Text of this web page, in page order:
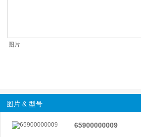
图片
图片 & 型号
65900000009